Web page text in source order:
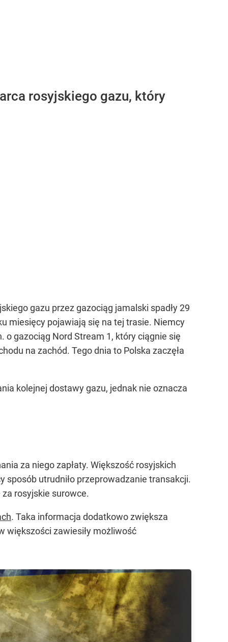
rosyjskiego gazu, który
gazu przez gazociąg jamalski spadły 29
miesięcy pojawiają się na tej trasie. Niemcy
o gazociąg Nord Stream 1, który ciągnie się
na zachód. Tego dnia to Polska zaczęła
kolejnej dostawy gazu, jednak nie oznacza
za niego zapłaty. Większość rosyjskich
sposób utrudniło przeprowadzanie transakcji.
rosyjskie surowce.
. Taka informacja dodatkowo zwiększa
większości zawiesiły możliwość